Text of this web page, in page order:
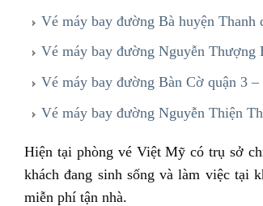
Vé máy bay đường Bà huyện
Vé máy bay đường Nguyễn Thượng
Vé máy bay đường Bàn Cờ quận 3
Vé máy bay đường Nguyễn Thiện
Hiện tại phòng vé Việt Mỹ có trụ sở
khách đang sinh sống và làm việc tại
miễn phí tận nhà.